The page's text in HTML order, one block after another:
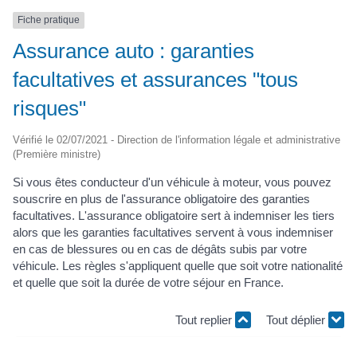
Fiche pratique
Assurance auto : garanties
facultatives et assurances "tous
risques"
Vérifié le 02/07/2021 - Direction de l'information légale et administrative
(Première ministre)
Si vous êtes conducteur d'un véhicule à moteur, vous pouvez
souscrire en plus de l'assurance obligatoire des garanties
facultatives. L'assurance obligatoire sert à indemniser les tiers
alors que les garanties facultatives servent à vous indemniser
en cas de blessures ou en cas de dégâts subis par votre
véhicule. Les règles s'appliquent quelle que soit votre nationalité
et quelle que soit la durée de votre séjour en France.
Tout replier Tout déplier